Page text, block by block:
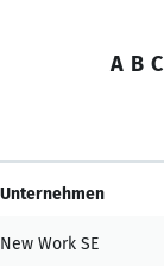
A B C
Unternehmen
New Work SE